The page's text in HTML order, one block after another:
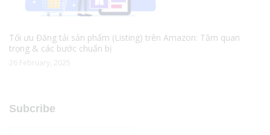
Tối ưu Đăng tải sản phẩm (Listing) trên Amazon: Tầm quan
trọng & các bước chuẩn bị
26 February, 2025
Subcribe